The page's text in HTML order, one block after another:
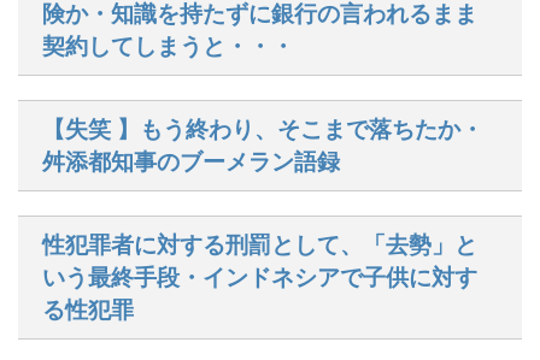
険か・知識を持たずに銀行の言われるまま
契約してしまうと・・・
【失笑 】もう終わり、そこまで落ちたか・
舛添都知事のブーメラン語録
性犯罪者に対する刑罰として、「去勢」と
いう最終手段・インドネシアで子供に対す
る性犯罪